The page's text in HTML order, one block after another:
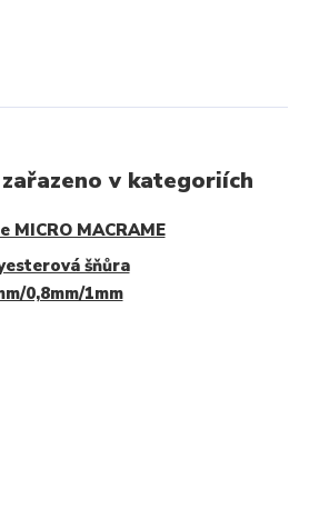
v kategoriích
MICRO MACRAME
šňůra
0,8mm/1mm